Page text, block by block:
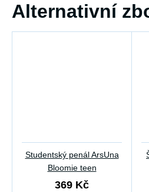
Alternativní
Studentský penál ArsUna
Bloomie teen
369 Kč